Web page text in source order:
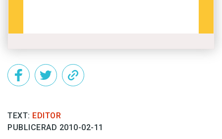
TEXT: EDITOR
PUBLICERAD 2010-02-11